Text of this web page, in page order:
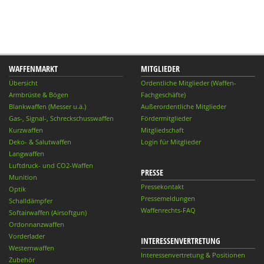
WAFFENMARKT
Übersicht
Armbrüste & Bögen
Blankwaffen (Messer u.ä.)
Gas-, Signal-, Schreckschusswaffen
Kurzwaffen
Deko- & Salutwaffen
Langwaffen
Luftdruck- und CO2-Waffen
Munition
Optik
Schalldämpfer
Softairwaffen (Airsoftgun)
Ordonnanzwaffen
Vorderlader
Westernwaffen
Zubehör
MITGLIEDER
Ordentliche Mitglieder (Waffen-
Fachgeschäfte)
Außerordentliche Mitglieder
Fördermitglieder
Mitgliedschaft
Login für Mitglieder
PRESSE
Pressekontakt
Pressemeldungen
Waffenrechts-FAQ
INTERESSENVERTRETUNG
Interessenvertretung & Positionen